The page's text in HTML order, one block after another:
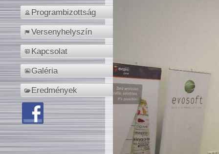
Programbizottság
Versenyhelyszín
Kapcsolat
Galéria
Eredmények